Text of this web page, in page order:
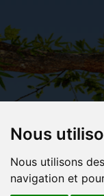
Nous
Nous utilisons
navigation et
Carterie
papeterie
originale